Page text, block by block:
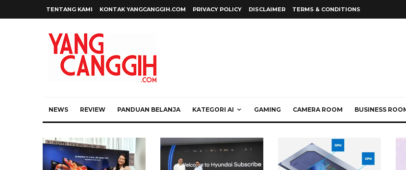
TENTANG KAMI KONTAK YANGCANGGIH.COM PRIVACY POLICY DISCLAIMER TERMS & CONDITIONS
NEWS REVIEW PANDUAN BELANJA KATEGORI AI GAMING CAMERA ROOM BUSINESS